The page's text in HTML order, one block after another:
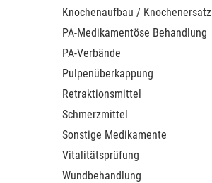
Knochenaufbau / Knochenersatz
PA-Medikamentöse Behandlung
PA-Verbände
Pulpenüberkappung
Retraktionsmittel
Schmerzmittel
Sonstige Medikamente
Vitalitätsprüfung
Wundbehandlung